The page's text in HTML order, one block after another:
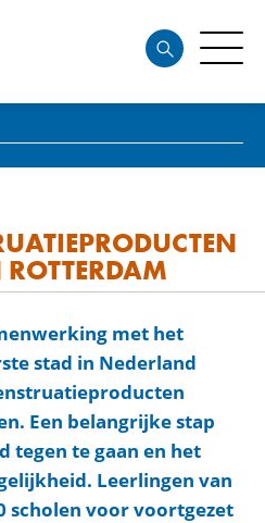
met het
stad in Nederland
Een belangrijke stap
tegen te gaan en het
Leerlingen van
scholen voor voortgezet